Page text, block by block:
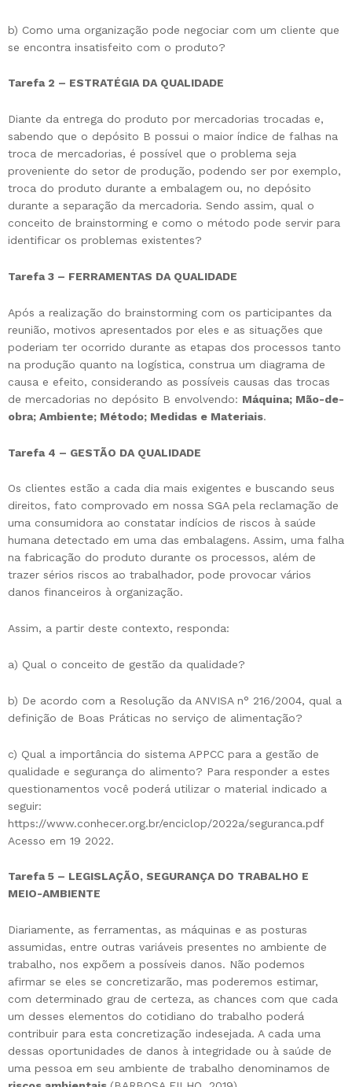
b) Como uma organização pode negociar com um cliente que
se encontra insatisfeito com o produto?
Tarefa 2 – ESTRATÉGIA DA QUALIDADE
Diante da entrega do produto por mercadorias trocadas e,
sabendo que o depósito B possui o maior índice de falhas na
troca de mercadorias, é possível que o problema seja
proveniente do setor de produção, podendo ser por exemplo,
troca do produto durante a embalagem ou, no depósito
durante a separação da mercadoria. Sendo assim, qual o
conceito de brainstorming e como o método pode servir para
identificar os problemas existentes?
Tarefa 3 – FERRAMENTAS DA QUALIDADE
Após a realização do brainstorming com os participantes da
reunião, motivos apresentados por eles e as situações que
poderiam ter ocorrido durante as etapas dos processos tanto
na produção quanto na logística, construa um diagrama de
causa e efeito, considerando as possíveis causas das trocas
de mercadorias no depósito B envolvendo: Máquina; Mão-de-
obra; Ambiente; Método; Medidas e Materiais.
Tarefa 4 – GESTÃO DA QUALIDADE
Os clientes estão a cada dia mais exigentes e buscando seus
direitos, fato comprovado em nossa SGA pela reclamação de
uma consumidora ao constatar indícios de riscos à saúde
humana detectado em uma das embalagens. Assim, uma falha
na fabricação do produto durante os processos, além de
trazer sérios riscos ao trabalhador, pode provocar vários
danos financeiros à organização.
Assim, a partir deste contexto, responda:
a) Qual o conceito de gestão da qualidade?
b) De acordo com a Resolução da ANVISA n° 216/2004, qual a
definição de Boas Práticas no serviço de alimentação?
c) Qual a importância do sistema APPCC para a gestão de
qualidade e segurança do alimento? Para responder a estes
questionamentos você poderá utilizar o material indicado a
seguir:
https://www.conhecer.org.br/enciclop/2022a/seguranca.pdf
Acesso em 19 2022.
Tarefa 5 – LEGISLAÇÃO, SEGURANÇA DO TRABALHO E
MEIO-AMBIENTE
Diariamente, as ferramentas, as máquinas e as posturas
assumidas, entre outras variáveis presentes no ambiente de
trabalho, nos expõem a possíveis danos. Não podemos
afirmar se eles se concretizarão, mas poderemos estimar,
com determinado grau de certeza, as chances com que cada
um desses elementos do cotidiano do trabalho poderá
contribuir para esta concretização indesejada. A cada uma
dessas oportunidades de danos à integridade ou à saúde de
uma pessoa em seu ambiente de trabalho denominamos de